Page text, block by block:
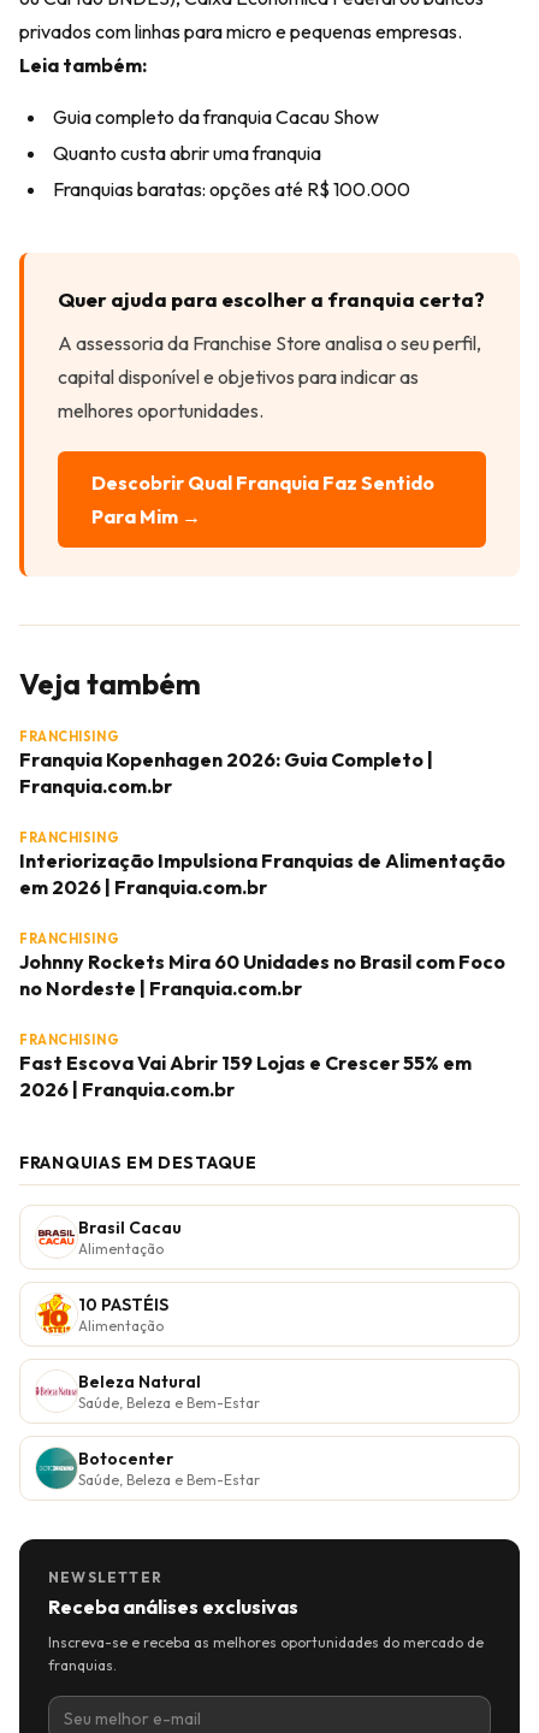
privados com linhas para micro e pequenas empresas.
Leia também:
Guia completo da franquia Cacau Show
Quanto custa abrir uma franquia
Franquias baratas: opções até R$ 100.000
Quer ajuda para escolher a franquia certa?
A assessoria da Franchise Store analisa o seu perfil,
capital disponível e objetivos para indicar as
melhores oportunidades.
Descobrir Qual Franquia Faz Sentido
Para Mim →
Veja também
FRANCHISING
Franquia Kopenhagen 2026: Guia Completo |
Franquia.com.br
FRANCHISING
Interiorização Impulsiona Franquias de Alimentação
em 2026 | Franquia.com.br
FRANCHISING
Johnny Rockets Mira 60 Unidades no Brasil com Foco
no Nordeste | Franquia.com.br
FRANCHISING
Fast Escova Vai Abrir 159 Lojas e Crescer 55% em
2026 | Franquia.com.br
FRANQUIAS EM DESTAQUE
Brasil Cacau
Alimentação
10 PASTÉIS
Alimentação
Beleza Natural
Saúde, Beleza e Bem-Estar
Botocenter
Saúde, Beleza e Bem-Estar
NEWSLETTER
Receba análises exclusivas
Inscreva-se e receba as melhores oportunidades do mercado de
franquias.